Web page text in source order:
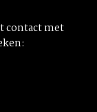
contact met